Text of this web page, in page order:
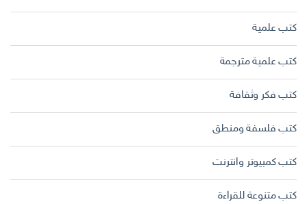
كتب علمية
كتب علمية مترجمة
كتب فكر وثقافة
كتب فلسفة ومنطق
كتب كمبيوتر وانترنت
كتب متنوعة للقراءة